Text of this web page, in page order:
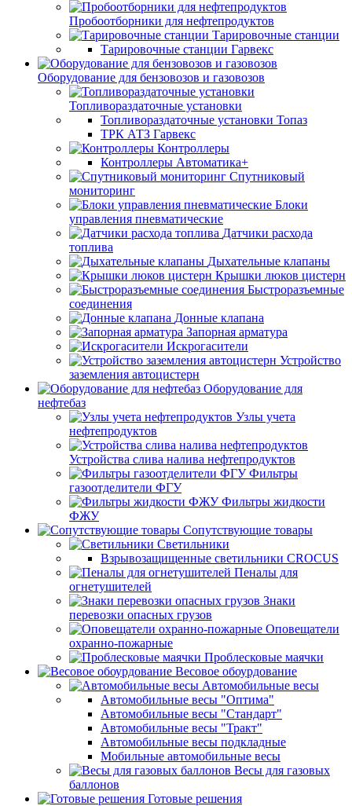
Пробоотборники для нефтепродуктов
Тарировочные станции
Тарировочные станции Гарвекс
Оборудование для бензовозов и газовозов
Топливораздаточные установки
Топливораздаточные установки Топаз
ТРК АТЗ Гарвекс
Контроллеры
Контроллеры Автоматика+
Спутниковый
мониторинг
Блоки
управления пневматические
Датчики расхода
топлива
Дыхательные клапаны
Крышки люков цистерн
Быстроразъемные
соединения
Донные клапана
Запорная арматура
Искрогасители
Устройство
заземления автоцистерн
Оборудование для
нефтебаз
Узлы учета
нефтепродуктов
Устройства слива налива нефтепродуктов
Фильтры
газоотделители ФГУ
Фильтры жидкости
ФЖУ
Сопутствующие товары
Светильники
Взрывозащищенные светильники CROCUS
Пеналы для
огнетушителей
Знаки
перевозки опасных грузов
Оповещатели
охранно-пожарные
Проблесковые маячки
Весовое обоурдование
Автомобильные весы
Автомобильные весы "Оптима"
Автомобильные весы "Стандарт"
Автомобильные весы "Тракт"
Автомобильные весы подкладные
Мобильные автомобильные весы
Весы для газовых
баллонов
Готовые решения